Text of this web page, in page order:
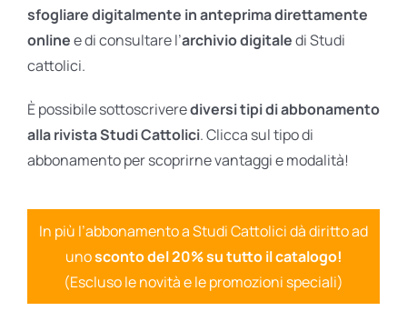
Ares Gift Card
sfogliare digitalmente in anteprima direttamente
onlinee di consultare l’archivio digitaledi Studi
cattolici.
È possibile sottoscriverediversi tipi di abbonamento
alla rivista Studi Cattolici. Clicca sul tipo di
abbonamento per scoprirne vantaggi e modalità!
In più l’abbonamento a Studi Cattolici dà diritto ad
unosconto del 20% su tutto il catalogo!
(Escluso le novità e le promozioni speciali)